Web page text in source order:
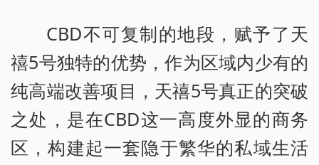
CBD不可复制的地段，赋予了天
禧5号独特的优势，作为区域内少有的
纯高端改善项目，天禧5号真正的突破
之处，是在CBD这一高度外显的商务
区，构建起一套隐于繁华的私域生活